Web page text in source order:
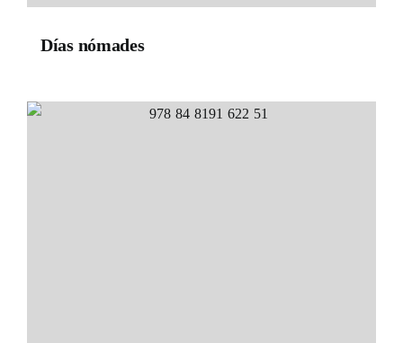
Días nómades